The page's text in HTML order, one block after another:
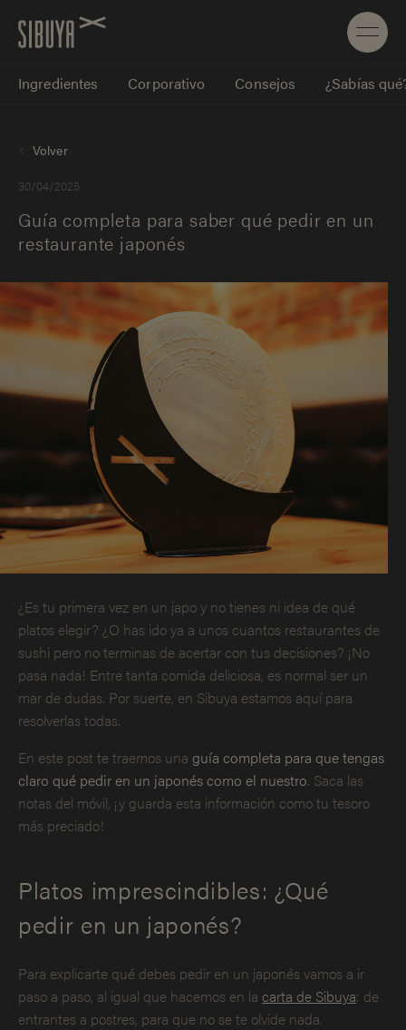
Ingredientes Corporativo Consejos ¿Sabías
30/04/2025
Volver
Guía completa para saber qué pedir en un
restaurante japonés
¿Es tu primera vez en un japo y no tienes ni idea de qué
platos elegir? ¿O has ido ya a unos cuantos restaurantes de
sushi pero no terminas de acertar con tus decisiones? ¡No
pasa nada! Entre tanta comida deliciosa, es normal ser un
mar de dudas. Por suerte, en Sibuya estamos aquí para
resolverlas todas.
En este post te traemos una guía completa para que tengas
claro qué pedir en un japonés como el nuestro. Saca las
notas del móvil, ¡y guarda esta información como tu tesoro
más preciado!
Platos imprescindibles: ¿Qué
pedir en un japonés?
Para explicarte qué debes pedir en un japonés vamos a ir
paso a paso, al igual que hacemos en la carta de Sibuya: de
entrantes a postres, para que no se te olvide nada.